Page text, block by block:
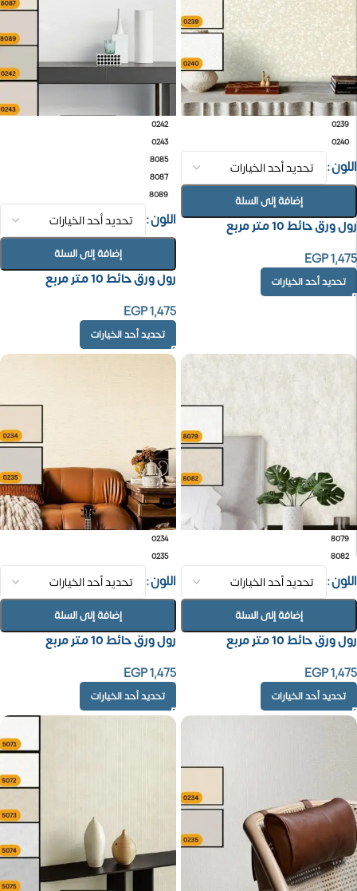
0239
0240
اللون
إضافة إلى السلة
رول ورق حائط 10 متر مربع
EGP1,475
تحديد أحد الخيارات
0242
0243
8085
8087
8089
اللون
إضافة إلى السلة
رول ورق حائط 10 متر مربع
EGP1,475
تحديد أحد الخيارات
8079
8082
اللون
إضافة إلى السلة
رول ورق حائط 10 متر مربع
EGP1,475
تحديد أحد الخيارات
0234
0235
اللون
إضافة إلى السلة
رول ورق حائط 10 متر مربع
EGP1,475
تحديد أحد الخيارات